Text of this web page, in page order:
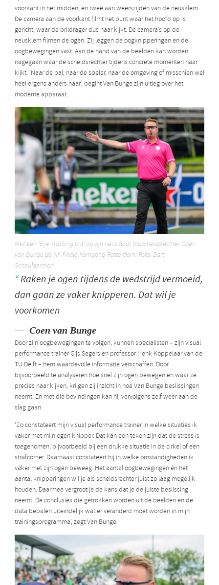
voorkant in het midden, en twee aan weerszijden van de neusklem.
De camera aan de voorkant filmt het punt waar het hoofd op is
gericht, waar de brildrager dus naar kijkt. De camera’s op de
neusklem filmen de ogen. Zij leggen de oogknipperingen en de
oogbewegingen vast. Aan de hand van de beelden kan worden
nagegaan waar de scheidsrechter tijdens concrete momenten naar
kijkt. ‘Naar de bal, naar de speler, naar de omgeving of misschien wel
heel ergens anders naar’, begint Van Bunge zijn uitleg over het
moderne apparaat.
Met een ‘Eye Tracking bril’ op zijn neus floot topscheidsrechter Coen
van Bunge de NK-finale Kampong-Rotterdam. Foto: Bart
Scheulderman
Raken je ogen tijdens de wedstrijd vermoeid,
dan gaan ze vaker knipperen. Dat wil je
voorkomen
Coen van Bunge
Door zijn oogbewegingen te volgen, kunnen specialisten – zijn visual
performance trainer Gijs Segers en professor Henk Koppelaar van de
TU Delft – hem waardevolle informatie verschaffen. Door
bijvoorbeeld te analyseren hoe snel zijn ogen bewegen en waar ze
precies naar kijken, krijgen zij inzicht in hoe Van Bunge beslissingen
neemt. En met die bevindingen kan hij vervolgens zelf weer aan de
slag gaan.
‘Zo constateert mijn visual performance trainer in welke situaties ik
vaker met mijn ogen knipper. Dat kan een teken zijn dat de stress is
toegenomen, bijvoorbeeld bij een drukke situatie in de cirkel of een
strafcorner. Daarnaast constateert hij in welke omstandigheden ik
vaker met zijn ogen beweeg. Het aantal oogbewegingen én het
aantal knipperingen wil je als scheidsrechter juist zo laag mogelijk
houden. Daarmee vergroot je de kans dat je de juiste beslissing
neemt. De conclusies die getrokken worden uit de beelden en de
data bepalen uiteindelijk wat er veranderd moet worden in mijn
trainingsprogramma’, zegt Van Bunge.